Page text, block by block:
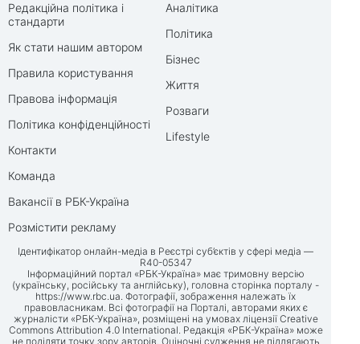
Редакційна політика і
стандарти
Як стати нашим автором
Правила користування
Правова інформація
Політика конфіденційності
Контакти
Команда
Вакансії в РБК-Україна
Розмістити рекламу
Аналітика
Політика
Бізнес
Життя
Розваги
Lifestyle
Ідентифікатор онлайн-медіа в Реєстрі суб’єктів у сфері медіа —
R40-05347
Інформаційний портал «РБК-Україна» має тримовну версію
(українську, російську та англійську), головна сторінка порталу -
https://www.rbc.ua. Фотографії, зображення належать їх
правовласникам. Всі фотографії на Порталі, авторами яких є
журналісти «РБК-Україна», розміщені на умовах ліцензії Creative
Commons Attribution 4.0 International. Редакція «РБК-Україна» може
не поділяти точку зору авторів. Оціночні судження не підлягають